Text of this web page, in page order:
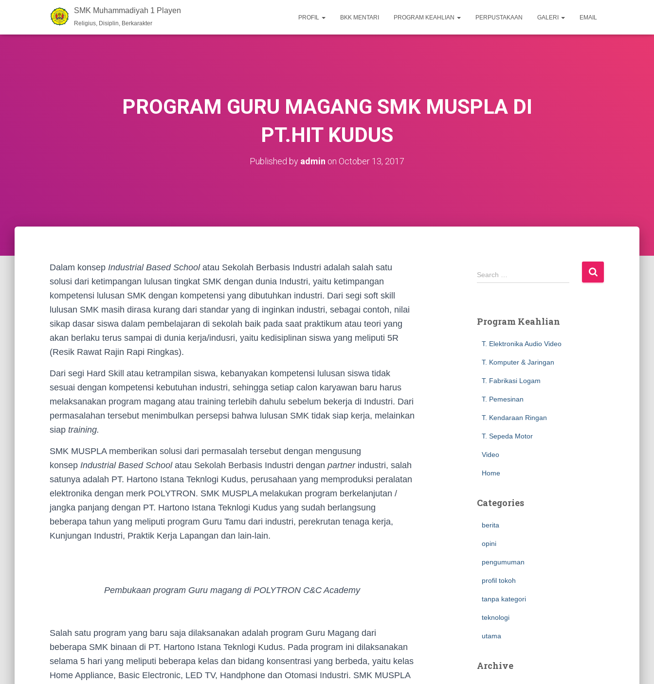
SMK Muhammadiyah 1 Playen
Religius, Disiplin, Berkarakter
PROFIL BKK MENTARI PROGRAM KEAHLIAN PERPUSTAKAAN GALERI EMAIL
PROGRAM GURU MAGANG SMK MUSPLA DI
PT.HIT KUDUS
Published by admin on October 13, 2017
Dalam konsep Industrial Based Schoolatau Sekolah Berbasis Industri adalah salah satu
solusi dari ketimpangan lulusan tingkat SMK dengan dunia Industri, yaitu ketimpangan
kompetensi lulusan SMK dengan kompetensi yang dibutuhkan industri. Dari segi soft skill
lulusan SMK masih dirasa kurang dari standar yang di inginkan industri, sebagai contoh, nilai
sikap dasar siswa dalam pembelajaran di sekolah baik pada saat praktikum atau teori yang
akan berlaku terus sampai di dunia kerja/indusri, yaitu kedisiplinan siswa yang meliputi 5R
(Resik Rawat Rajin Rapi Ringkas).
Dari segi Hard Skill atau ketrampilan siswa, kebanyakan kompetensi lulusan siswa tidak
sesuai dengan kompetensi kebutuhan industri, sehingga setiap calon karyawan baru harus
melaksanakan program magang atau training terlebih dahulu sebelum bekerja di Industri. Dari
permasalahan tersebut menimbulkan persepsi bahwa lulusan SMK tidak siap kerja, melainkan
siap training.
SMK MUSPLA memberikan solusi dari permasalah tersebut dengan mengusung
konsep Industrial Based Schoolatau Sekolah Berbasis Industri dengan partnerindustri, salah
satunya adalah PT. Hartono Istana Teknlogi Kudus, perusahaan yang memproduksi peralatan
elektronika dengan merk POLYTRON. SMK MUSPLA melakukan program berkelanjutan /
jangka panjang dengan PT. Hartono Istana Teknlogi Kudus yang sudah berlangsung
beberapa tahun yang meliputi program Guru Tamu dari industri, perekrutan tenaga kerja,
Kunjungan Industri, Praktik Kerja Lapangan dan lain-lain.
Pembukaan program Guru magang di POLYTRON C&C Academy
Salah satu program yang baru saja dilaksanakan adalah program Guru Magang dari
beberapa SMK binaan di PT. Hartono Istana Teknlogi Kudus. Pada program ini dilaksanakan
selama 5 hari yang meliputi beberapa kelas dan bidang konsentrasi yang berbeda, yaitu kelas
Home Appliance, Basic Electronic, LED TV, Handphone dan Otomasi Industri. SMK MUSPLA
S
e
h
Search …
Program Keahlian
T. Elektronika Audio Video
T. Komputer & Jaringan
T. Fabrikasi Logam
T. Pemesinan
T. Kendaraan Ringan
T. Sepeda Motor
Video
Home
Categories
berita
opini
pengumuman
profil tokoh
tanpa kategori
teknologi
utama
Archive